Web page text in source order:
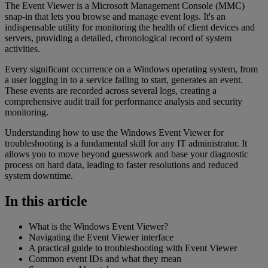
The Event Viewer is a Microsoft Management Console (MMC)
snap-in that lets you browse and manage event logs. It's an
indispensable utility for monitoring the health of client devices and
servers, providing a detailed, chronological record of system
activities.
Every significant occurrence on a Windows operating system, from
a user logging in to a service failing to start, generates an event.
These events are recorded across several logs, creating a
comprehensive audit trail for performance analysis and security
monitoring.
Understanding how to use the Windows Event Viewer for
troubleshooting is a fundamental skill for any IT administrator. It
allows you to move beyond guesswork and base your diagnostic
process on hard data, leading to faster resolutions and reduced
system downtime.
In this article
What is the Windows Event Viewer?
Navigating the Event Viewer interface
A practical guide to troubleshooting with Event Viewer
Common event IDs and what they mean